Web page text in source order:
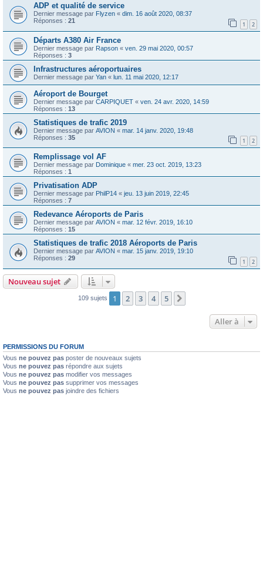
ADP et qualité de service
Dernier message par Flyzen « dim. 16 août 2020, 08:37
Réponses : 21 1 2
Départs A380 Air France
Dernier message par Rapson « ven. 29 mai 2020, 00:57
Réponses : 3
Infrastructures aéroportuaires
Dernier message par Yan « lun. 11 mai 2020, 12:17
Aéroport de Bourget
Dernier message par CARPIQUET « ven. 24 avr. 2020, 14:59
Réponses : 13
Statistiques de trafic 2019
Dernier message par AVION « mar. 14 janv. 2020, 19:48
Réponses : 35 1 2
Remplissage vol AF
Dernier message par Dominique « mer. 23 oct. 2019, 13:23
Réponses : 1
Privatisation ADP
Dernier message par PhilP14 « jeu. 13 juin 2019, 22:45
Réponses : 7
Redevance Aéroports de Paris
Dernier message par AVION « mar. 12 févr. 2019, 16:10
Réponses : 15
Statistiques de trafic 2018 Aéroports de Paris
Dernier message par AVION « mar. 15 janv. 2019, 19:10
Réponses : 29 1 2
Nouveau sujet
109 sujets 1 2 3 4 5
Aller à
PERMISSIONS DU FORUM
Vous ne pouvez pas poster de nouveaux sujets
Vous ne pouvez pas répondre aux sujets
Vous ne pouvez pas modifier vos messages
Vous ne pouvez pas supprimer vos messages
Vous ne pouvez pas joindre des fichiers